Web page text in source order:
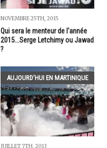
NOVEMBRE 25TH, 2015
Qui sera le menteur de l'année
2015...Serge Letchimy ou Jawad
?
AUJOURD'HUI EN MARTINIQUE
JUILLET 7TH, 2013